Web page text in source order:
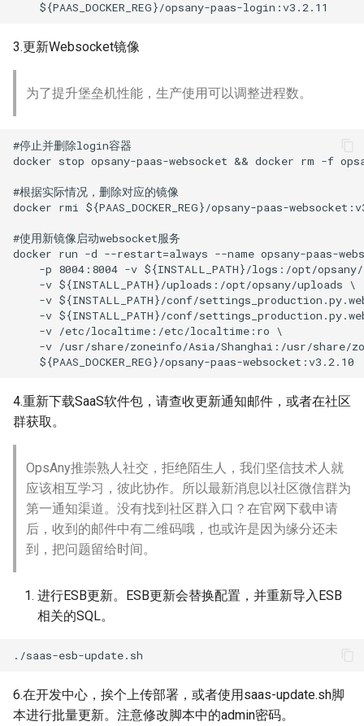
3.更新Websocket镜像
为了提升堡垒机性能，生产使用可以调整进程数。
#停止并删除login容器
docker stop opsany-paas-websocket && docker rm -f
#根据实际情况，删除对应的镜像
docker rmi ${PAAS_DOCKER_REG}/opsany-paas-
#使用新镜像启动websocket服务
docker run -d --restart=always --name opsany-paas-
-p 8004:8004 -v ${INSTALL_PATH}/logs:/opt/
    -v ${INSTALL_PATH}/uploads:/opt/opsany/uploads \
-v ${INSTALL_PATH}/conf/
-v ${INSTALL_PATH}/conf/
    -v /etc/localtime:/etc/localtime:ro \
-v /usr/share/zoneinfo/Asia/Shanghai:/usr/share/
4.重新下载SaaS软件包，请查收更新通知邮件，或者在社区
群获取。
OpsAny推崇熟人社交，拒绝陌生人，我们坚信技术人就
应该相互学习，彼此协作。所以最新消息以社区微信群为
第一通知渠道。没有找到社区群入口？在官网下载申请
后，收到的邮件中有二维码哦，也或许是因为缘分还未
到，把问题留给时间。
进行ESB更新。ESB更新会替换配置，并重新导入ESB
相关的SQL。
6.在开发中心，挨个上传部署，或者使用saas-update.sh脚
本进行批量更新。注意修改脚本中的admin密码。